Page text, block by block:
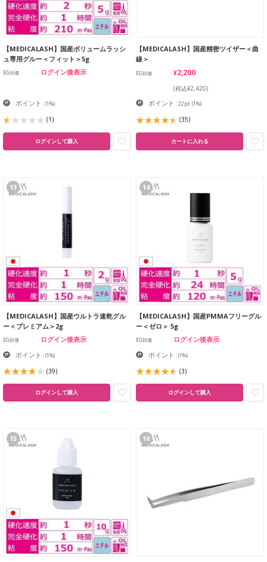
【MEDICALASH】国産ボリュームラッシ
ュ専用グルー＜フィット＞5g
EG卸価 ログイン後表示
ポイント :(1%)
(1)
ログインして購入
【MEDICALASH】国産精密ツイザー＜曲
線＞
EG卸価 ¥2,200
(税込¥2,420)
ポイント : 22pt (1%)
(35)
カートに入れる
13
【MEDICALASH】国産ウルトラ速乾グル
ー＜プレミアム＞2g
EG卸価 ログイン後表示
ポイント :(1%)
(39)
ログインして購入
14
【MEDICALASH】国産PMMAフリーグル
ー＜ゼロ＞ 5g
EG卸価 ログイン後表示
ポイント :(1%)
(3)
ログインして購入
15 16